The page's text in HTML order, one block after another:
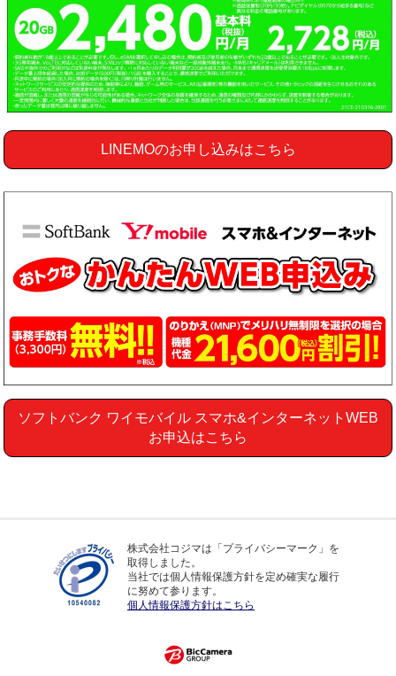
LINEMOのお申し込みはこちら
ソフトバンク ワイモバイル スマホ&インターネットWEB
お申込はこちら
株式会社コジマは「プライバシーマーク」を
取得しました。
当社では個人情報保護方針を定め確実な履行
に努めて参ります。
個人情報保護方針はこちら